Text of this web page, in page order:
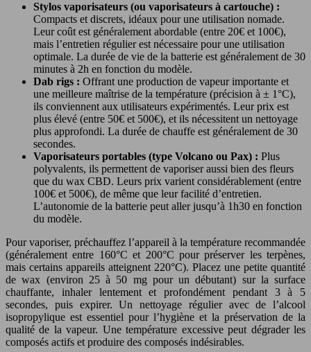
Stylos vaporisateurs (ou vaporisateurs à cartouche) :
Compacts et discrets, idéaux pour une utilisation nomade.
Leur coût est généralement abordable (entre 20€ et 100€),
mais l’entretien régulier est nécessaire pour une utilisation
optimale. La durée de vie de la batterie est généralement de 30
minutes à 2h en fonction du modèle.
Dab rigs : Offrant une production de vapeur importante et
une meilleure maîtrise de la température (précision à ± 1°C),
ils conviennent aux utilisateurs expérimentés. Leur prix est
plus élevé (entre 50€ et 500€), et ils nécessitent un nettoyage
plus approfondi. La durée de chauffe est généralement de 30
secondes.
Vaporisateurs portables (type Volcano ou Pax) : Plus
polyvalents, ils permettent de vaporiser aussi bien des fleurs
que du wax CBD. Leurs prix varient considérablement (entre
100€ et 500€), de même que leur facilité d’entretien.
L’autonomie de la batterie peut aller jusqu’à 1h30 en fonction
du modèle.
Pour vaporiser, préchauffez l’appareil à la température recommandée
(généralement entre 160°C et 200°C pour préserver les terpènes,
mais certains appareils atteignent 220°C). Placez une petite quantité
de wax (environ 25 à 50 mg pour un débutant) sur la surface
chauffante, inhaler lentement et profondément pendant 3 à 5
secondes, puis expirer. Un nettoyage régulier avec de l’alcool
isopropylique est essentiel pour l’hygiène et la préservation de la
qualité de la vapeur. Une température excessive peut dégrader les
composés actifs et produire des composés indésirables.